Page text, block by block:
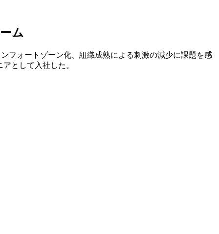
ム
フォートゾーン化、組織成熟による刺激の減少に課題を感
として入社した。